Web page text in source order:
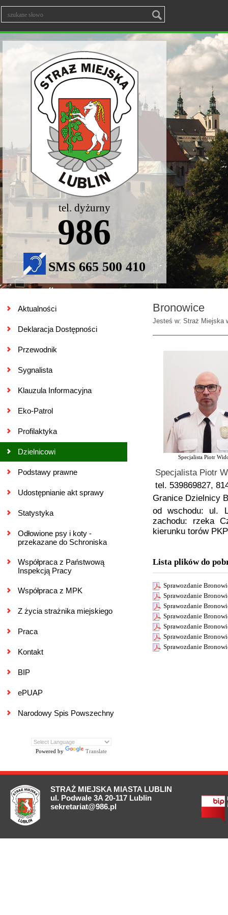
tel. dyżurny
986
SMS 665 500 410
Aktualności
Deklaracja Dostępności
Przewodnik
Sygnalista
Klauzula Informacyjna
Eko-Patrol
Profilaktyka
Dzielnicowi
Podstawy prawne
Udostępnianie akt sprawy
Statystyka
Odłowione psy i koty -
przekazane do Schroniska
Współpraca z Państwową
Inspekcją Pracy
Współpraca z MPK
Z życia strażnika miejskiego
Praca
Kontakt
BIP
ePUAP
Narodowy Spis Powszechny
Powered by Translate
Bronowice
Jesteś w: Straż Miejska
Specjalista Piotr
Specjalista Piotr
tel. 539869827,
Granice Dzielnicy
od wschodu: ul.
zachodu: rzeka
kierunku torów
Lista plików do
Sprawozdanie
Sprawozdanie
Sprawozdanie
Sprawozdanie
Sprawozdanie
Sprawozdanie
Sprawozdanie
STRAŻ MIEJSKA MIASTA LUBLIN
ul. Podwale 3A 20-117 Lublin
sekretariat@986.pl